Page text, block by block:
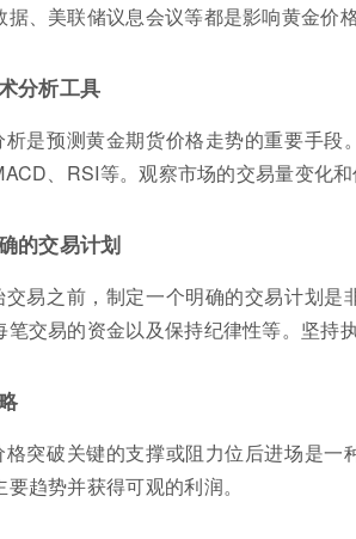
、美联储议息会议等都是影响黄金价格
分析工具
析是预测黄金期货价格走势的重要手段
、RSI等。观察市场的交易量变化
的交易计划
交易之前，制定一个明确的交易计划是
笔交易的资金以及保持纪律性等。坚持
格突破关键的支撑或阻力位后进场是
趋势并获得可观的利润。